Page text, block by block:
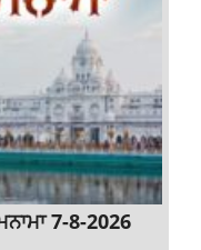
7-8-2026